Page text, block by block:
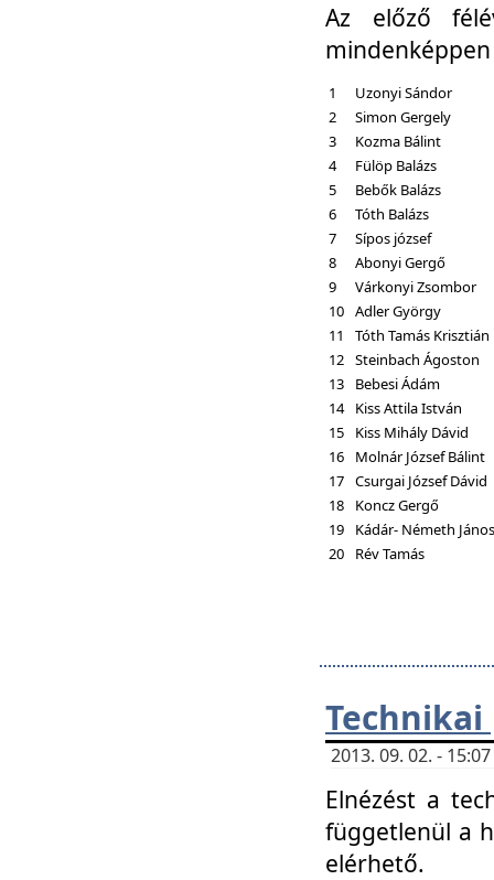
Az előző
1
Uzonyi Sándor
2
Simon Gergely
3
Kozma Bálint
4
Fülöp Balázs
5
Bebők Balázs
6
Tóth Balázs
7
Sípos józsef
8
Abonyi Gergő
9
Várkonyi Zsombor
10 Adler György
11
Tóth Tamás Krisztián
12 Steinbach Ágoston
13
Bebesi Ádám
14 Kiss Attila István
15
Kiss Mihály Dávid
16
Molnár József Bálint
17 Csurgai József Dávid
18
Koncz Gergő
19
Kádár- Németh János
20
Rév Tamás
2013. 09. 02. -
Elnézést a
függetlenül a
elérhető.